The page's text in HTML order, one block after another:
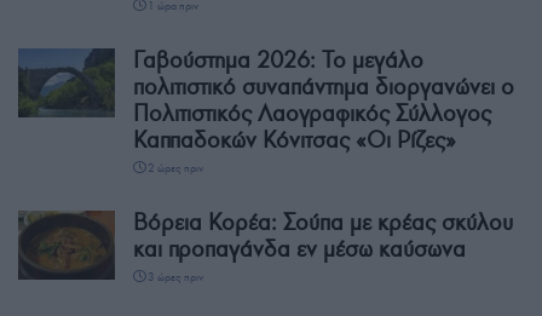
1 ώρα πριν
Γαβούστημα 2026: Το μεγάλο
πολιτιστικό συναπάντημα διοργανώνει ο
Πολιτιστικός Λαογραφικός Σύλλογος
Καππαδοκών Κόνιτσας «Οι Ρίζες»
2 ώρες πριν
Βόρεια Κορέα: Σούπα με κρέας σκύλου
και προπαγάνδα εν μέσω καύσωνα
3 ώρες πριν